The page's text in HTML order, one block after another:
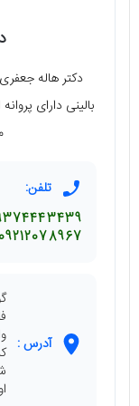
دکتر هاله
بالینی دارای
تلفن:
09212078967
آدرس :